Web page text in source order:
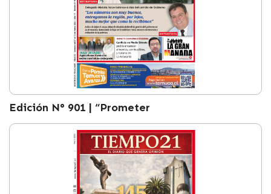
Edición N° 901 | “Prometer